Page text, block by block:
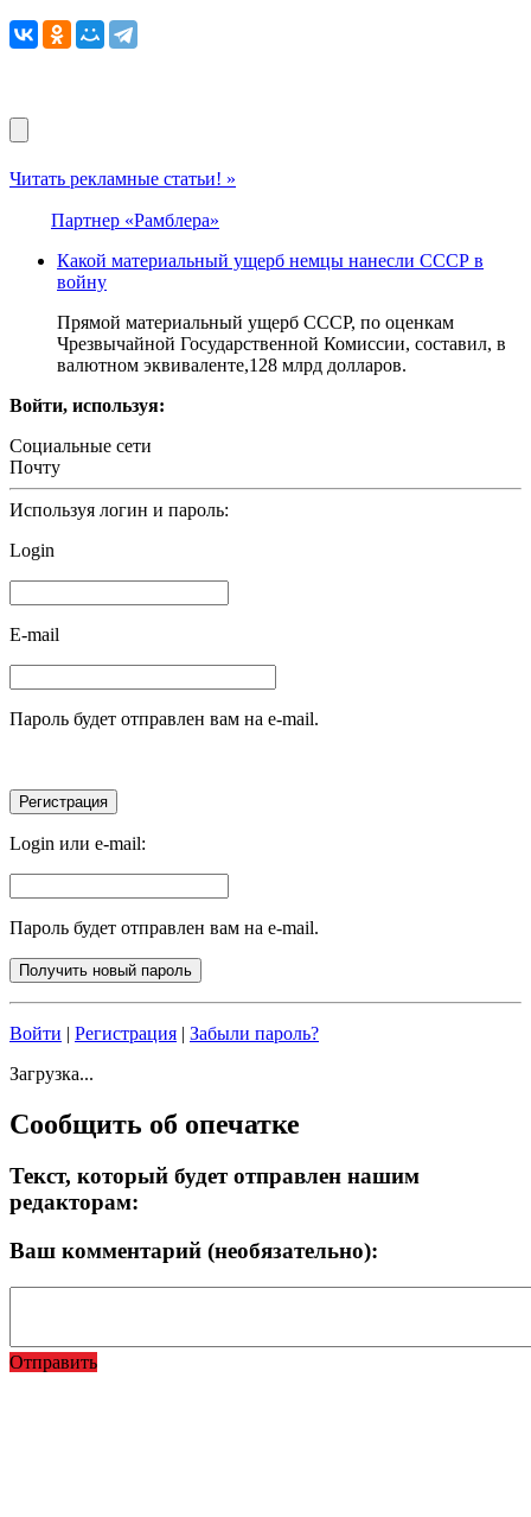
Читать рекламные статьи! »
Партнер «Рамблера»
Какой материальный ущерб немцы нанесли СССР в
войну
Прямой материальный ущерб СССР, по оценкам
Чрезвычайной Государственной Комиссии, составил, в
валютном эквиваленте,128 млрд долларов.
Войти, используя:
Социальные сети
Почту
Используя логин и пароль:
Login
E-mail
Пароль будет отправлен вам на e-mail.
Login или e-mail:
Пароль будет отправлен вам на e-mail.
Войти | Регистрация | Забыли пароль?
Загрузка...
Сообщить об опечатке
Текст, который будет отправлен нашим
редакторам:
Ваш комментарий (необязательно):
Отправить